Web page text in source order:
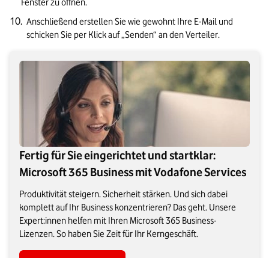
Fenster zu öffnen.
Anschließend erstellen Sie wie gewohnt Ihre E-Mail und
schicken Sie per Klick auf „Senden“ an den Verteiler.
Fertig für Sie eingerichtet und startklar:
Microsoft 365 Business mit Vodafone Services
Produktivität steigern. Sicherheit stärken. Und sich dabei
komplett auf Ihr Business konzentrieren? Das geht. Unsere
Expert:innen helfen mit Ihren Microsoft 365 Business-
Lizenzen. So haben Sie Zeit für Ihr Kerngeschäft.